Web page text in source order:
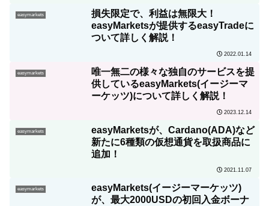
easymarkets
損失限定で、利益は無限大！
easyMarketsが提供するeasyTradeに
ついて詳しく解説！
2022.01.14
easymarkets
唯一無二の様々な独自のサービスを提
供しているeasyMarkets(イージーマ
ーケッツ)について詳しく解説！
2023.12.14
easymarkets
easyMarketsが、Cardano(ADA)など
新たに6種類の仮想通貨を取扱商品に
追加！
2021.11.07
easymarkets
easyMarkets(イージーマーケッツ)
が、最大2000USDの初回入金ボーナ